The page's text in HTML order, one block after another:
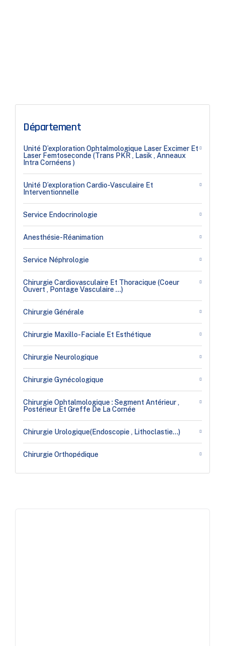
Département
Unité D’exploration Ophtalmologique Laser Excimer Et
Laser Femtoseconde (Trans PKR , Lasik , Anneaux
Intra Cornéens )
Unité D’exploration Cardio-Vasculaire Et
Interventionnelle
Service Endocrinologie
Anesthésie-Réanimation
Service Néphrologie
Chirurgie Cardiovasculaire Et Thoracique (coeur
Ouvert , Pontage Vasculaire …)
Chirurgie Générale
Chirurgie Maxillo-Faciale Et Esthétique
Chirurgie Neurologique
Chirurgie Gynécologique
Chirurgie Ophtalmologique : Segment Antérieur ,
Postérieur Et Greffe De La Cornée
Chirurgie Urologique(endoscopie , Lithoclastie…)
Chirurgie Orthopédique